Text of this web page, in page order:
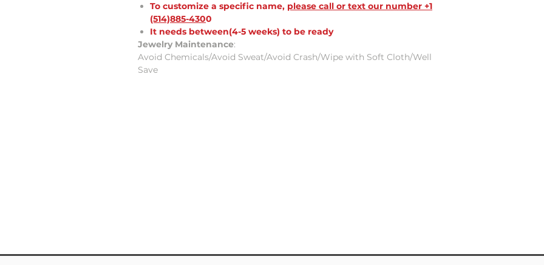
To customize a specific name, please call or text our number +1
(514)885-4300
It needs between(4-5 weeks) to be ready
Jewelry Maintenance:
Avoid Chemicals/Avoid Sweat/Avoid Crash/Wipe with Soft Cloth/Well
Save